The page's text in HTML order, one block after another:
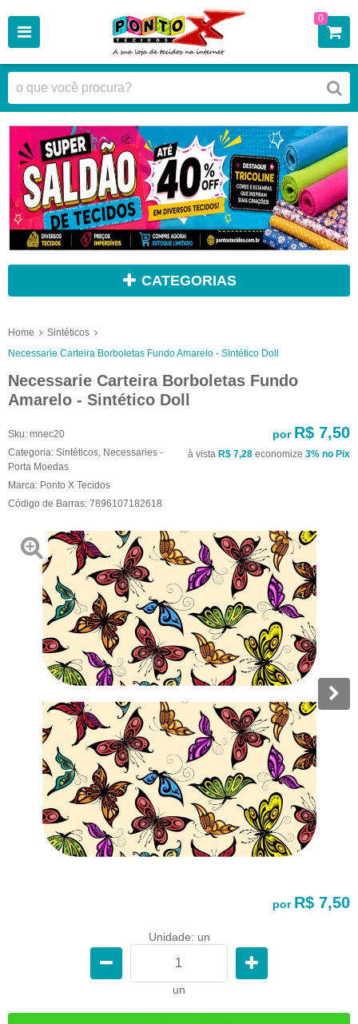
0
CATEGORIAS
Home
Sintéticos
Necessarie Carteira Borboletas Fundo Amarelo - Sintético Doll
Necessarie Carteira Borboletas Fundo
Amarelo - Sintético Doll
Sku: mnec20
Categoria: Sintéticos, Necessaries -
Porta Moedas
Marca: Ponto X Tecidos
Código de Barras: 7896107182618
por R$ 7,50
à vista R$ 7,28 economize 3% no Pix
por R$ 7,50
Unidade: un
un